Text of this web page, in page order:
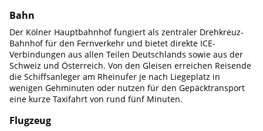
Bahn
Der Kölner Hauptbahnhof fungiert als zentraler Drehkreuz-
Bahnhof für den Fernverkehr und bietet direkte ICE-
Verbindungen aus allen Teilen Deutschlands sowie aus der
Schweiz und Österreich. Von den Gleisen erreichen Reisende
die Schiffsanleger am Rheinufer je nach Liegeplatz in
wenigen Gehminuten oder nutzen für den Gepäcktransport
eine kurze Taxifahrt von rund fünf Minuten.
Flugzeug